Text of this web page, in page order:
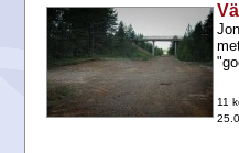
11